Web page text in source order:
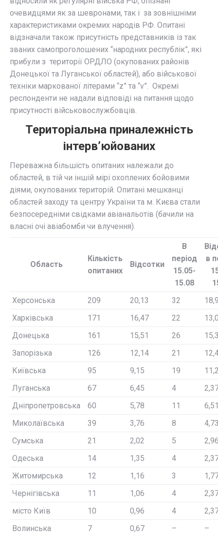
очевидцями як за шевронами, так і за зовнішніми
характеристиками окремих народів РФ. Опитані
відзначали також присутність представників із так
званих самопроголошених “народних республік”, які
прибули з території ОРДЛО (окупованих районів
Донецької та Луганської областей), або військової
техніки маркованої літерами “z” та “v”. Окремі
респонденти не надали відповіді на питання щодо
присутності військовослужбовців.
Територіальна приналежність
інтерв’юйованих
Переважна більшість опитаних належали до
областей, в тій чи іншій мірі охоплених бойовими
діями, окупованих територій. Опитані мешканці
областей заходу та центру України та м. Києва стали
безпосередніми свідками авіанальотів (бачили на
власні очі авіабомби чи влучення).
Область
Кількість
опитаних
Відсотки
В
період
15.05-
15.08
в
Херсонська
209 20,13 32
Харківська
171 16,47 22
Донецька
161 15,51 26
Запорізька
126 12,14 21
Київська
95 9,15 19
Луганська
67 6,45 4
Дніпропетровська
60 5,78 11
Миколаївська
39 3,76 8
Сумська
21 2,02 5
Одеська
14 1,35 4
Житомирська
12 1,16 3
Чернігівська
11 1,06 4
місто Київ
10 0,96 4
Волинська
7 0,67 –
–